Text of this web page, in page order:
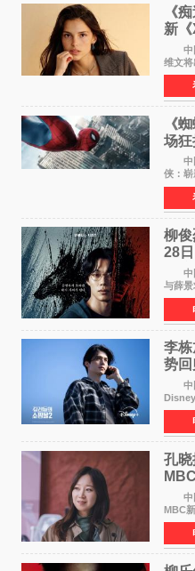
《
新
言“
中国
维文
年暑期
特也
还处于
《
场
4》
中国
侠：
美元
此前
万美
柳俊
28
来袭
中国
与薛
主海
俊烈
幽暗
李
势
获赞
中国
22日
完全
评选
孔晓
恩
中国
MBC
主演孔
成、
是孔